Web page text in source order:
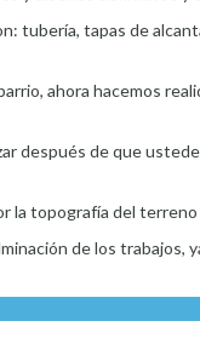
tubería, tapas de
ahora hacemos
después de que
topografía del terreno
de los trabajos,